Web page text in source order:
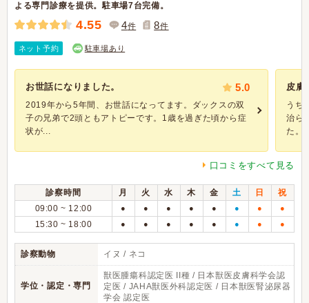
よる専門診療を提供。駐車場7台完備。
4.55 4件 8件
ネット予約 駐車場あり
お世話になりました。 5.0
2019年から5年間、お世話になってます。ダックスの双
子の兄弟で2頭ともアトピーです。1歳を過ぎた頃から症
状が...
皮膚
うち
治ら
た。
口コミをすべて見る
診察時間 月 火 水 木 金 土 日
祝
09:00 ~ 12:00
● ● ● ● ● ● ● ●
15:30 ~ 18:00 ● ● ● ● ● ● ● ●
診察動物 イヌ / ネコ
学位・認定・専門
獣医腫瘍科認定医 II種 / 日本獣医皮膚科学会認
定医 / JAHA獣医外科認定医 / 日本獣医腎泌尿器
学会 認定医